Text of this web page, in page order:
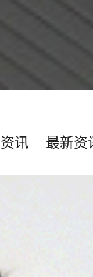
讯 最新资